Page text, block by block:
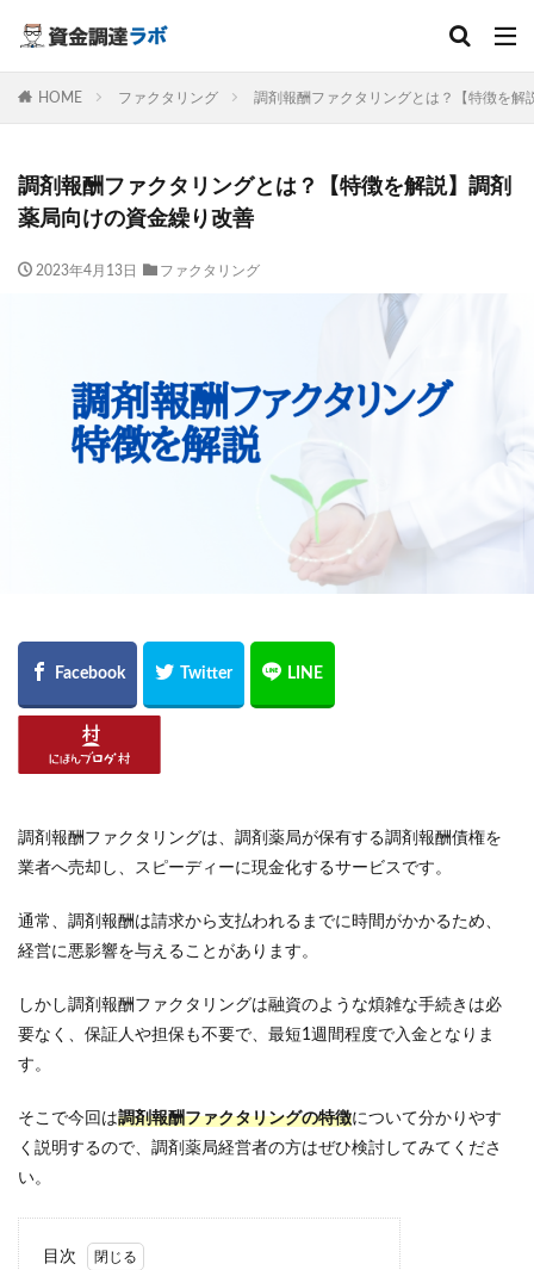
HOME ファクタリング 調剤報酬ファクタリングとは？【特徴を解
調剤報酬ファクタリングとは？【特徴を解説】調剤
薬局向けの資金繰り改善
2023年4月13日 ファクタリング
調剤報酬ファクタリングは、調剤薬局が保有する調剤報酬債権を
業者へ売却し、スピーディーに現金化するサービスです。
通常、調剤報酬は請求から支払われるまでに時間がかかるため、
経営に悪影響を与えることがあります。
しかし調剤報酬ファクタリングは融資のような煩雑な手続きは必
要なく、保証人や担保も不要で、最短1週間程度で入金となりま
す。
そこで今回は調剤報酬ファクタリングの特徴について分かりやす
く説明するので、調剤薬局経営者の方はぜひ検討してみてくださ
い。
目次
カテゴリー